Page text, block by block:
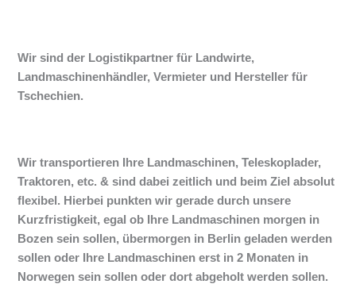
Wir sind der Logistikpartner für Landwirte,
Landmaschinenhändler, Vermieter und Hersteller für
Tschechien.
Wir transportieren Ihre Landmaschinen, Teleskoplader,
Traktoren, etc. & sind dabei zeitlich und beim Ziel absolut
flexibel. Hierbei punkten wir gerade durch unsere
Kurzfristigkeit, egal ob Ihre Landmaschinen morgen in
Bozen sein sollen, übermorgen in Berlin geladen werden
sollen oder Ihre Landmaschinen erst in 2 Monaten in
Norwegen sein sollen oder dort abgeholt werden sollen.